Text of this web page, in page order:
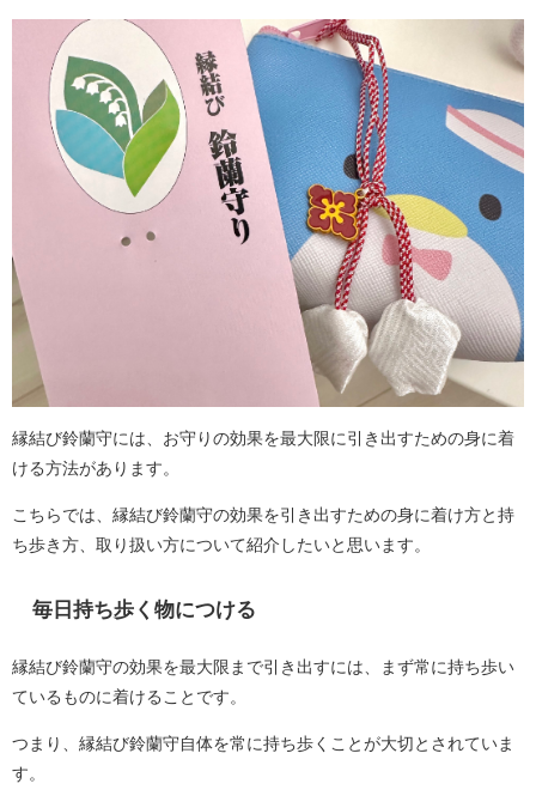
縁結び鈴蘭守には、お守りの効果を最大限に引き出すための身に着
ける方法があります。
こちらでは、縁結び鈴蘭守の効果を引き出すための身に着け方と持
ち歩き方、取り扱い方について紹介したいと思います。
毎日持ち歩く物につける
縁結び鈴蘭守の効果を最大限まで引き出すには、まず常に持ち歩い
ているものに着けることです。
つまり、縁結び鈴蘭守自体を常に持ち歩くことが大切とされていま
す。